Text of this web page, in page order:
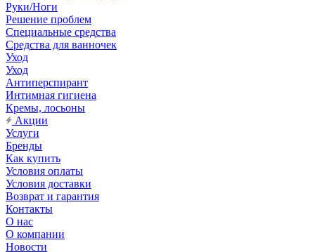
Руки/Ноги
Решение проблем
Специальные средства
Средства для ванночек
Уход
Уход
Антиперспирант
Интимная гигиена
Кремы, лосьоны
Акции
Услуги
Бренды
Как купить
Условия оплаты
Условия доставки
Возврат и гарантия
Контакты
О нас
О компании
Новости